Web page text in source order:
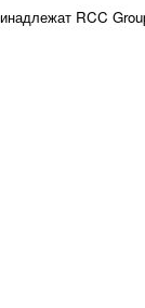
RCC